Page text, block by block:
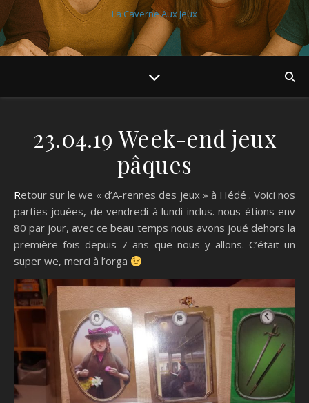
La Caverne Aux Jeux
23.04.19 Week-end jeux
pâques
Retour sur le we « d’A-rennes des jeux » à Hédé . Voici nos
parties jouées, de vendredi à lundi inclus. nous étions env
80 par jour, avec ce beau temps nous avons joué dehors la
première fois depuis 7 ans que nous y allons. C’était un
super we, merci à l’orga